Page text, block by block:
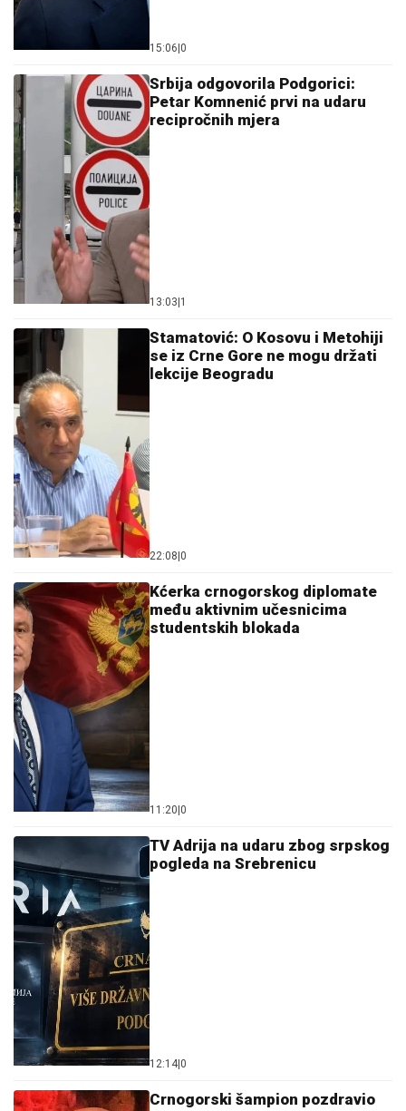
15:06 0
Srbija odgovorila Podgorici:
Petar Komnenić prvi na udaru
recipročnih mjera
13:03 1
Stamatović: O Kosovu i Metohiji
se iz Crne Gore ne mogu držati
lekcije Beogradu
22:08 0
Kćerka crnogorskog diplomate
među aktivnim učesnicima
studentskih blokada
11:20 0
TV Adrija na udaru zbog srpskog
pogleda na Srebrenicu
12:14 0
Crnogorski šampion pozdravio